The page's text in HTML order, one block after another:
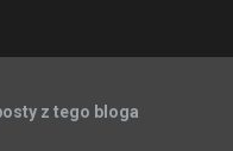
z tego bloga